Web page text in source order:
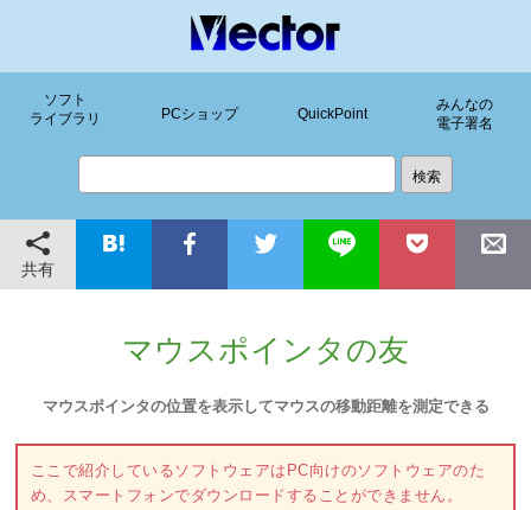
ソフト
ライブラリ
PCショップ QuickPoint
みんなの
電子署名
共有
マウスポインタの友
マウスポインタの位置を表示してマウスの移動距離を測定できる
ここで紹介しているソフトウェアはPC向けのソフトウェアのた
め、スマートフォンでダウンロードすることができません。